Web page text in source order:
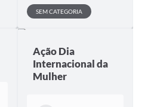
SEM CATEGORIA
Ação Dia
Internacional da
Mulher